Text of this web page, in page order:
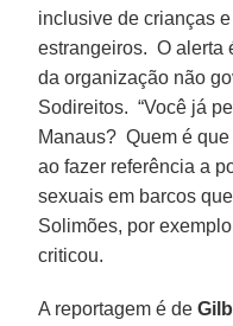
inclusive de crianças
estrangeiros. O alerta
da organização não
Sodireitos. “Você já
Manaus? Quem é
ao fazer referência a
sexuais em barcos
Solimões, por
criticou.
A reportagem é de